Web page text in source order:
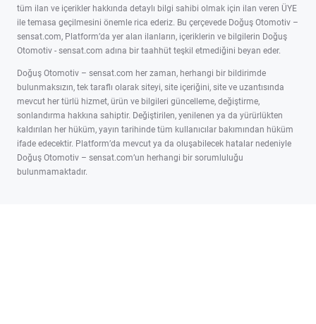
tüm ilan ve içerikler hakkında detaylı bilgi sahibi olmak için ilan veren ÜYE
ile temasa geçilmesini önemle rica ederiz. Bu çerçevede Doğuş Otomotiv –
sensat.com, Platform’da yer alan ilanların, içeriklerin ve bilgilerin Doğuş
Otomotiv - sensat.com adına bir taahhüt teşkil etmediğini beyan eder.
Doğuş Otomotiv – sensat.com her zaman, herhangi bir bildirimde
bulunmaksızın, tek taraflı olarak siteyi, site içeriğini, site ve uzantısında
mevcut her türlü hizmet, ürün ve bilgileri güncelleme, değiştirme,
sonlandırma hakkına sahiptir. Değiştirilen, yenilenen ya da yürürlükten
kaldırılan her hüküm, yayın tarihinde tüm kullanıcılar bakımından hüküm
ifade edecektir. Platform’da mevcut ya da oluşabilecek hatalar nedeniyle
Doğuş Otomotiv – sensat.com’un herhangi bir sorumluluğu
bulunmamaktadır.